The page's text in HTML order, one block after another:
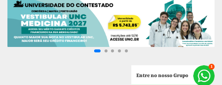
Entre no nosso Grupo